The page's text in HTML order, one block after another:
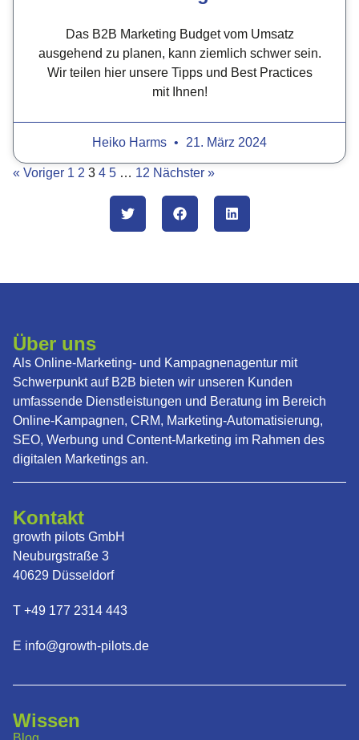
Das B2B Marketing Budget vom Umsatz
ausgehend zu planen, kann ziemlich schwer sein.
Wir teilen hier unsere Tipps und Best Practices
mit Ihnen!
Heiko Harms 21. März 2024
« Voriger 1 2 3 4 5 … 12 Nächster »
Über uns
Als Online-Marketing- und Kampagnenagentur mit
Schwerpunkt auf B2B bieten wir unseren Kunden
umfassende Dienstleistungen und Beratung im Bereich
Online-Kampagnen, CRM, Marketing-Automatisierung,
SEO, Werbung und Content-Marketing im Rahmen des
digitalen Marketings an.
Kontakt
growth pilots GmbH
Neuburgstraße 3
40629 Düsseldorf
T +49 177 2314 443
E info@growth-pilots.de
Wissen